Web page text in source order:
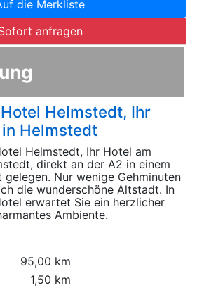
die Merkliste
anfragen
Helmstedt, Ihr
Helmstedt
Helmstedt, Ihr Hotel am
direkt an der A2 in einem
gelegen. Nur wenige Gehminuten
die wunderschöne Altstadt. In
erwartet Sie ein herzlicher
Ambiente.
95,00 km
1,50 km